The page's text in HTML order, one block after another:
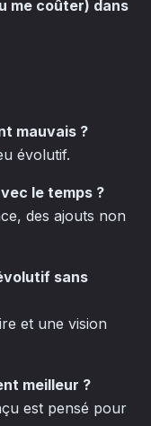
me coûter) dans
mauvais ?
évolutif.
le temps ?
des ajouts non
sans
et une vision
meilleur ?
est pensé pour